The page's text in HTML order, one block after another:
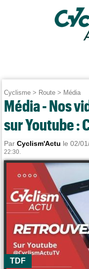
Cyclisme > Route > Média
Média - Nos
sur Youtube :
ParCyclism'Actu le 02/
22:30.
TDF